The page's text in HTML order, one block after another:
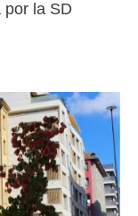
por la SD